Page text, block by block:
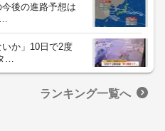
今後の進路予想は
いか」10日で2度
…
ランキング一覧へ